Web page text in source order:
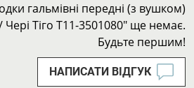
гальмівні передні (з вушком)
Чері Тіго T11-3501080" ще немає.
Будьте першим!
НАПИСАТИ ВІДГУК